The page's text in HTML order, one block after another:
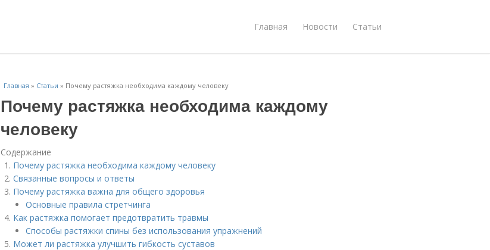
Главная Новости Статьи
Главная » Статьи » Почему растяжка необходима каждому человеку
Почему растяжка необходима каждому
человеку
Содержание
Почему растяжка необходима каждому человеку
Связанные вопросы и ответы
Почему растяжка важна для общего здоровья
Основные правила стретчинга
Как растяжка помогает предотвратить травмы
Способы растяжки спины без использования упражнений
Может ли растяжка улучшить гибкость суставов